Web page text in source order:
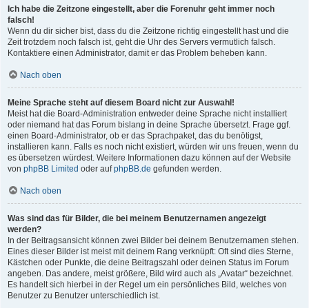
Ich habe die Zeitzone eingestellt, aber die Forenuhr geht immer noch
falsch!
Wenn du dir sicher bist, dass du die Zeitzone richtig eingestellt hast und die
Zeit trotzdem noch falsch ist, geht die Uhr des Servers vermutlich falsch.
Kontaktiere einen Administrator, damit er das Problem beheben kann.
Nach oben
Meine Sprache steht auf diesem Board nicht zur Auswahl!
Meist hat die Board-Administration entweder deine Sprache nicht installiert
oder niemand hat das Forum bislang in deine Sprache übersetzt. Frage ggf.
einen Board-Administrator, ob er das Sprachpaket, das du benötigst,
installieren kann. Falls es noch nicht existiert, würden wir uns freuen, wenn du
es übersetzen würdest. Weitere Informationen dazu können auf der Website
von phpBB Limited oder aufphpBB.de gefunden werden.
Nach oben
Was sind das für Bilder, die bei meinem Benutzernamen angezeigt
werden?
In der Beitragsansicht können zwei Bilder bei deinem Benutzernamen stehen.
Eines dieser Bilder ist meist mit deinem Rang verknüpft: Oft sind dies Sterne,
Kästchen oder Punkte, die deine Beitragszahl oder deinen Status im Forum
angeben. Das andere, meist größere, Bild wird auch als „Avatar“ bezeichnet.
Es handelt sich hierbei in der Regel um ein persönliches Bild, welches von
Benutzer zu Benutzer unterschiedlich ist.